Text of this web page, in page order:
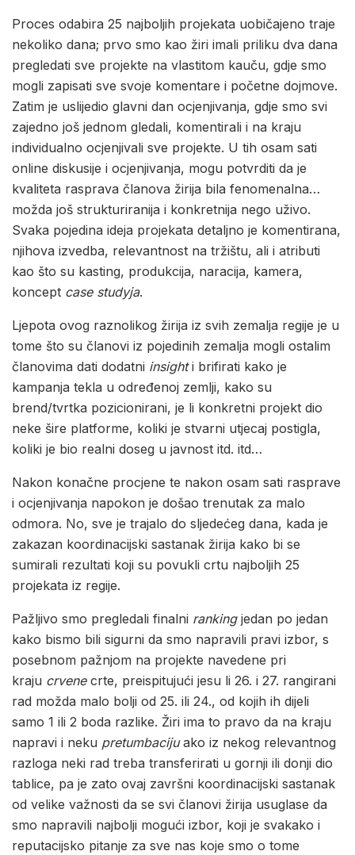
Proces odabira 25 najboljih projekata uobičajeno traje
nekoliko dana; prvo smo kao žiri imali priliku dva dana
pregledati sve projekte na vlastitom kauču, gdje smo
mogli zapisati sve svoje komentare i početne dojmove.
Zatim je uslijedio glavni dan ocjenjivanja, gdje smo svi
zajedno još jednom gledali, komentirali i na kraju
individualno ocjenjivali sve projekte. U tih osam sati
online diskusije i ocjenjivanja, mogu potvrditi da je
kvaliteta rasprava članova žirija bila fenomenalna…
možda još strukturiranija i konkretnija nego uživo.
Svaka pojedina ideja projekata detaljno je komentirana,
njihova izvedba, relevantnost na tržištu, ali i atributi
kao što su kasting, produkcija, naracija, kamera,
koncept case studyja.
Ljepota ovog raznolikog žirija iz svih zemalja regije je u
tome što su članovi iz pojedinih zemalja mogli ostalim
članovima dati dodatni insighti brifirati kako je
kampanja tekla u određenoj zemlji, kako su
brend/tvrtka pozicionirani, je li konkretni projekt dio
neke šire platforme, koliki je stvarni utjecaj postigla,
koliki je bio realni doseg u javnost itd. itd…
Nakon konačne procjene te nakon osam sati rasprave
i ocjenjivanja napokon je došao trenutak za malo
odmora. No, sve je trajalo do sljedećeg dana, kada je
zakazan koordinacijski sastanak žirija kako bi se
sumirali rezultati koji su povukli crtu najboljih 25
projekata iz regije.
Pažljivo smo pregledali finalni rankingjedan po jedan
kako bismo bili sigurni da smo napravili pravi izbor, s
posebnom pažnjom na projekte navedene pri
kraju crvenecrte, preispitujući jesu li 26. i 27. rangirani
rad možda malo bolji od 25. ili 24., od kojih ih dijeli
samo 1 ili 2 boda razlike. Žiri ima to pravo da na kraju
napravi i neku pretumbacijuako iz nekog relevantnog
razloga neki rad treba transferirati u gornji ili donji dio
tablice, pa je zato ovaj završni koordinacijski sastanak
od velike važnosti da se svi članovi žirija usuglase da
smo napravili najbolji mogući izbor, koji je svakako i
reputacijsko pitanje za sve nas koje smo o tome